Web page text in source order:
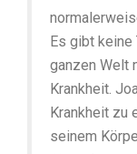
Es gibt keine
ganzen Welt
Krankheit.
Krankheit zu
seinem